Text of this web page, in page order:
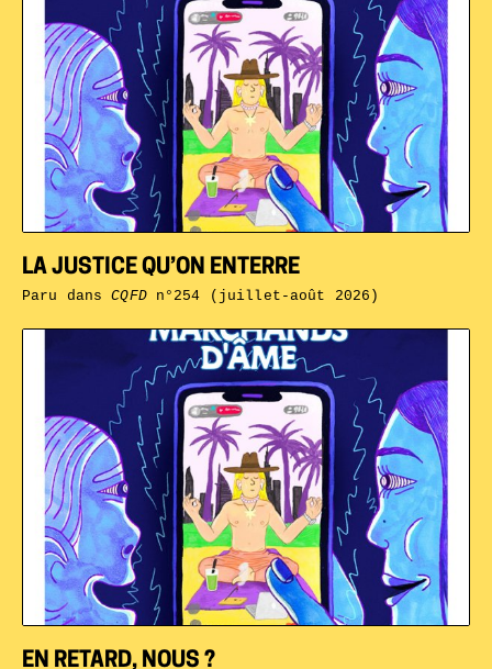
EN RETARD, NOUS ?
LA JUSTICE QU’ON ENTERRE
Paru dansCQFDn°254 (juillet-août 2026)